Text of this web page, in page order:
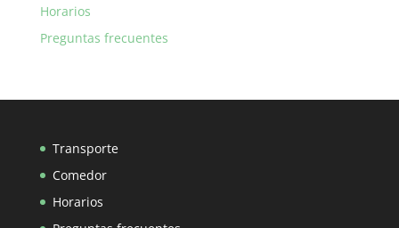
Horarios
Preguntas frecuentes
Transporte
Comedor
Horarios